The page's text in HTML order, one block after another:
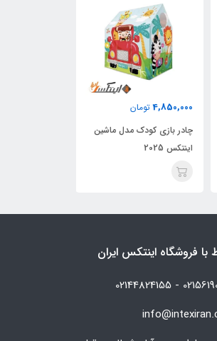
4,850,000 تومان
چادر بازی کودک مدل ماشین
اینتکس 2025
با فروشگاه اینتکس ایران
02156190840 -